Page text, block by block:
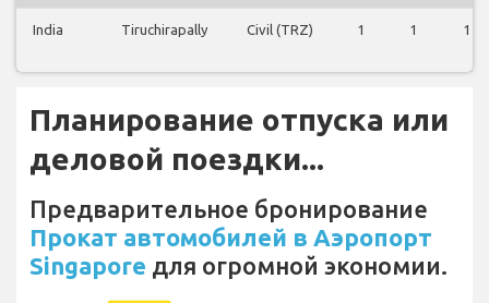
India Tiruchirapally Civil (TRZ) 1 1 1
Планирование отпуска или
деловой поездки...
Предварительное бронирование
Прокат автомобилей в Аэропорт
Singapore для огромной экономии.